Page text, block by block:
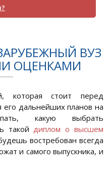
ВУЗ
ОЦЕНКАМИ
которая стоит перед
его дальнейших планов на
какую выбрать
такойдиплом о высшем
востребован всегда
и самого выпускника, и